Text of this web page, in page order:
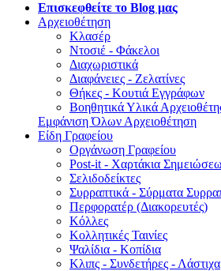
Επισκεφθείτε το Blog μας
Αρχειοθέτηση
Κλασέρ
Ντοσιέ - Φάκελοι
Διαχωριστικά
Διαφάνειες - Ζελατίνες
Θήκες - Κουτιά Εγγράφων
Βοηθητικά Υλικά
Εμφάνιση Όλων Αρχειοθέτηση
Είδη Γραφείου
Οργάνωση Γραφείου
Post-it - Χαρτάκια
Σελιδοδείκτες
Συρραπτικά - Σύρματα
Περφορατέρ (Διακορευτές)
Κόλλες
Κολλητικές Ταινίες
Ψαλίδια - Κοπίδια
Κλιπς - Συνδετήρες - Λάστιχα